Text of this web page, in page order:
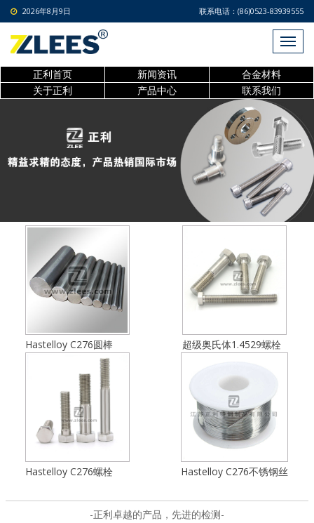
2026年8月9日 联系电话：(86)0523-83939555
正利首页 新闻资讯
合金材料
关于正利
产品中心 联系我们
Hastelloy C276圆棒 超级奥氏体1.4529螺栓
Hastelloy C276螺栓 Hastelloy C276不锈钢丝
-正利卓越的产品，先进的检测-